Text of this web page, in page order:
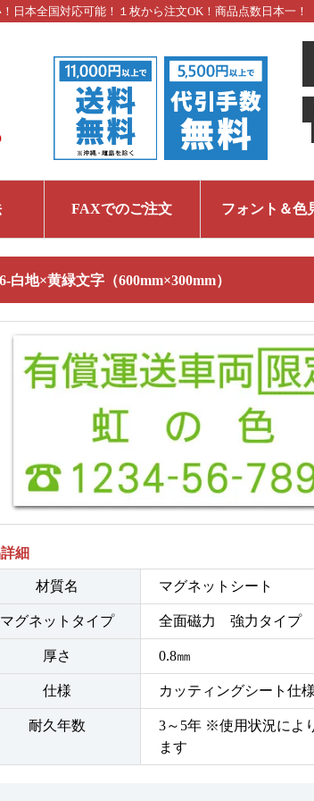
日本全国対応可能！１枚から注文OK！商品点数日本一！
FAXでのご注文 フォント＆色
白地×黄緑文字（600mm×300mm）
細
材質名 マグネットシート
マグネットタイプ 全面磁力 強力タイプ
厚さ 0.8㎜
仕様 カッティングシート仕様
耐久年数
3～5年 ※使用状況によ
ます